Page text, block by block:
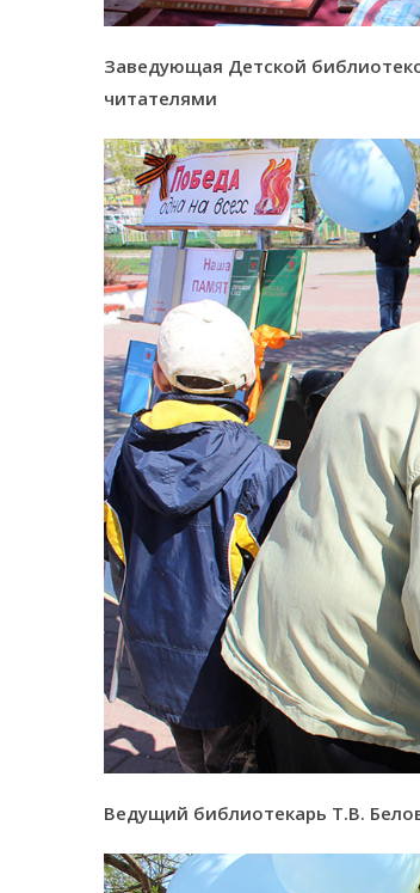
Заведующая Детской
читателями
Ведущий библиотекарь Т.В.